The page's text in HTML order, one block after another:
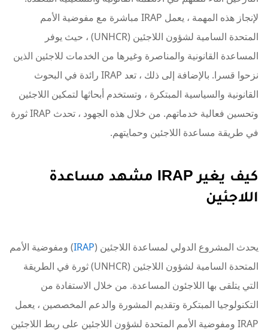
لإنجاز هذه المهمة ، يعمل IRAP مباشرة مع مفوضية الأمم
المتحدة السامية لشؤون اللاجئين (UNHCR) ، حيث يوفر
المساعدة القانونية والمناصرة وغيرها من الخدمات للاجئين الذين
نزحوا قسرا. بالإضافة إلى ذلك ، تعد IRAP رائدة في البحوث
القانونية والسياسية المبتكرة ، وتستخدم أبحاثها لتمكين اللاجئين
وتحسين فعالية خدماتهم. من خلال هذه الجهود ، تحدث IRAP ثورة
في طريقة مساعدة اللاجئين وحمايتهم.
كيف يغير IRAP مشهد مساعدة
اللاجئين
يحدث المشروع الدولي لمساعدة اللاجئين (IRAP) ومفوضية الأمم
المتحدة السامية لشؤون اللاجئين (UNHCR) ثورة في الطريقة
التي يتلقى بها اللاجئون المساعدة. من خلال الاستفادة من
التكنولوجيا المبتكرة وتقديم المشورة والدعم المخصصين ، يعمل
IRAP ومفوضية الأمم المتحدة لشؤون اللاجئين على ربط اللاجئين